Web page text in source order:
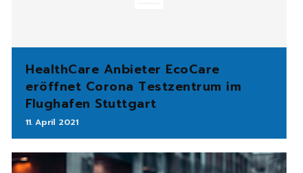
HealthCare Anbieter EcoCare
eröffnet Corona Testzentrum im
Flughafen Stuttgart
11. April 2021